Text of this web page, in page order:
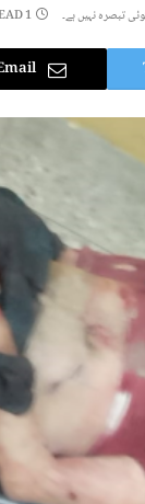
تبصرہ نہیں ہے۔ 1 MIN READ